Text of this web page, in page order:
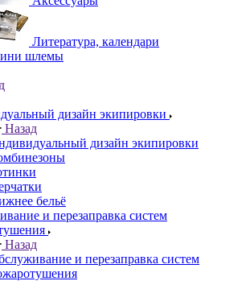
Литература, календари
шлемы
дизайн экипировки
Назад
дизайн экипировки
бельё
и перезаправка систем
Назад
и перезаправка систем